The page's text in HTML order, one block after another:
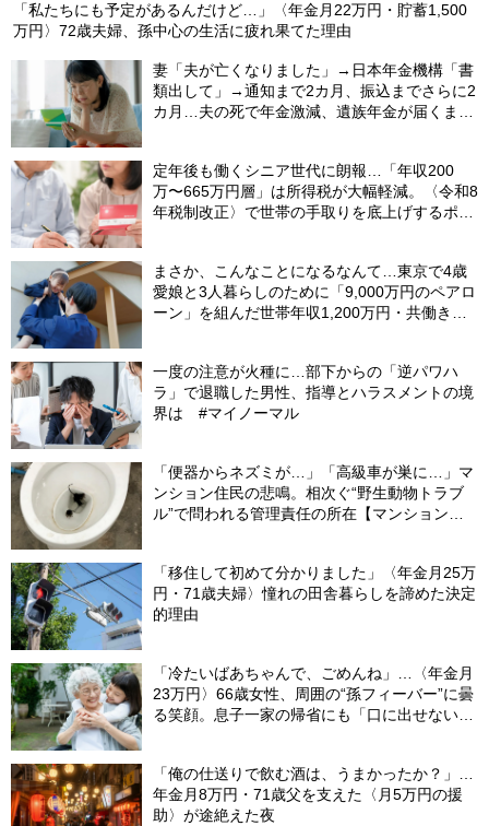
「私たちにも予定があるんだけど…」〈年金月22万円・貯蓄1,500
万円〉72歳夫婦、孫中心の生活に疲れ果てた理由
妻「夫が亡くなりました」→日本年金機構「書
類出して」→通知まで2カ月、振込までさらに2
カ月…夫の死で年金激減、遺族年金が届くまで
定年後も働くシニア世代に朗報…「年収200
万〜665万円層」は所得税が大幅軽減。〈令和8
年税制改正〉で世帯の手取りを底上げするポイ
まさか、こんなことになるなんて…東京で4歳
愛娘と3人暮らしのために「9,000万円のペアロ
ーン」を組んだ世帯年収1,200万円・共働き夫
一度の注意が火種に…部下からの「逆パワハ
ラ」で退職した男性、指導とハラスメントの境
界は #マイノーマル
「便器からネズミが…」「高級車が巣に…」マ
ンション住民の悲鳴。相次ぐ“野生動物トラブ
ル”で問われる管理責任の所在【マンション管
「移住して初めて分かりました」〈年金月25万
円・71歳夫婦〉憧れの田舎暮らしを諦めた決定
的理由
「冷たいばあちゃんで、ごめんね」…〈年金月
23万円〉66歳女性、周囲の“孫フィーバー”に曇
る笑顔。息子一家の帰省にも「口に出せない本
「俺の仕送りで飲む酒は、うまかったか？」…
年金月8万円・71歳父を支えた〈月5万円の援
助〉が途絶えた夜